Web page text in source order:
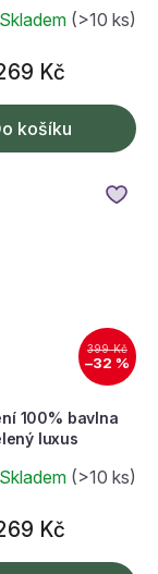
Skladem (>10 ks)
Kč
košíku
399 Kč
–32 %
100% bavlna
luxus
Skladem (>10 ks)
Kč